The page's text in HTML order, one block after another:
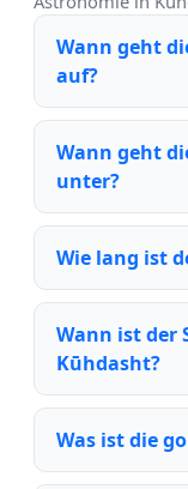
Wann geht
auf?
Wann geht
unter?
Wie lang ist
Wann ist der
Kūhdasht?
Was ist die